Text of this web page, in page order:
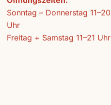
Sonntag – Donnerstag 11–20
Uhr
Freitag + Samstag 11–21 Uhr